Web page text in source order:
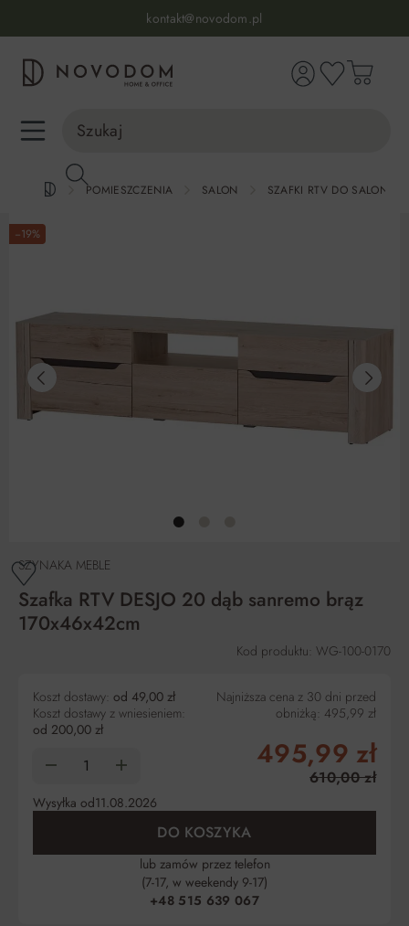
kontakt@novodom.pl
Dostawa z wniesieniem
30 dni na zwrot lub wymianę
98% zadowolonych klientów
POMIESZCZENIA SALON SZAFKI RTV DO SALONU
−19%
SZYNAKA MEBLE
Szafka RTV DESJO 20 dąb sanremo brąz
170x46x42cm
Kod produktu: WG-100-0170
Koszt dostawy: od 49,00 zł
Koszt dostawy z wniesieniem:
od 200,00 zł
Najniższa cena z 30 dni przed
obniżką: 495,99 zł
495,99 zł
610,00 zł
Wysyłka od11.08.2026
DO KOSZYKA
lub zamów przez telefon
(7-17, w weekendy 9-17)
+48 515 639 067